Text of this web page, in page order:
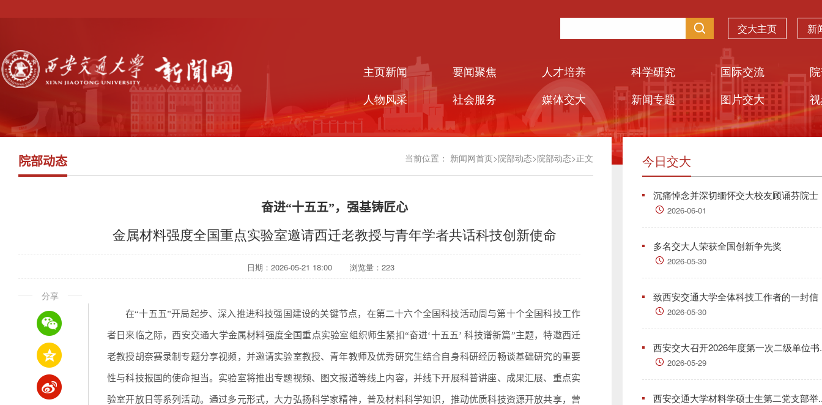
交大主页 新
主页新闻 要闻聚焦 人才培养 科学研究 国际交流
人物风采
社会服务 媒体交大 新闻专题 图片交大
当前位置： 新闻网首页>院部动态>院部动态>正文
院部动态
分享
奋进“十五五”，强基铸匠心
金属材料强度全国重点实验室邀请西迁老教授与青年学者共话科技创新使命
日期：2026-05-21 18:00 浏览量： 223
在“十五五”开局起步、深入推进科技强国建设的关键节点，在第二十六个全国科技活动周与第十个全国科技工作
者日来临之际，西安交通大学金属材料强度全国重点实验室组织师生紧扣“奋进‘十五五’ 科技谱新篇”主题，特邀西迁
老教授胡奈赛录制专题分享视频，并邀请实验室教授、青年教师及优秀研究生结合自身科研经历畅谈基础研究的重要
性与科技报国的使命担当。实验室将推出专题视频、图文报道等线上内容，并线下开展科普讲座、成果汇展、重点实
验室开放日等系列活动。通过多元形式，大力弘扬科学家精神，普及材料科学知识，推动优质科技资源开放共享，营
今日交大
沉痛悼念并深切缅怀交大校友顾诵芬院士
2026-06-01
多名交大人荣获全国创新争先奖
2026-05-30
致西安交通大学全体科技工作者的一封信
2026-05-30
西安交大召开2026年度第一次二级单位书
2026-05-29
西安交通大学材料学硕士生第二党支部举